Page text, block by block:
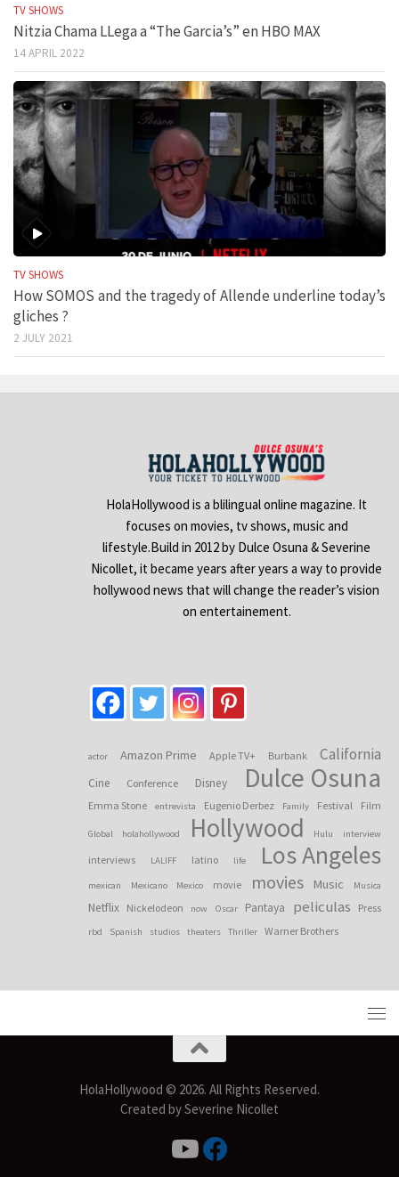
TV SHOWS
Nitzia Chama LLega a “The Garcia’s” en HBO MAX
14 APRIL 2022
TV SHOWS
How SOMOS and the tragedy of Allende underline today’s
gliches ?
2 JULY 2021
HolaHollywood is a blilingual online magazine. It
focuses on movies, tv shows, music and
lifestyle.Build in 2012 by Dulce Osuna & Severine
Nicollet, it became years after years a way to provide
hollywood news that will change the reader’s vision
on entertainement.
actor Amazon Prime Apple TV+ Burbank California
Cine Conference Disney Dulce Osuna
Emma Stone entrevista Eugenio Derbez Family Festival Film
Global holahollywood Hollywood Hulu interview
interviews LALIFF latino life Los Angeles
mexican Mexicano Mexico movie movies Music Musica
Netflix Nickelodeon now Oscar Pantaya peliculas Press
rbd Spanish studios theaters Thriller Warner Brothers
HolaHollywood © 2026. All Rights Reserved.
Created by Severine Nicollet